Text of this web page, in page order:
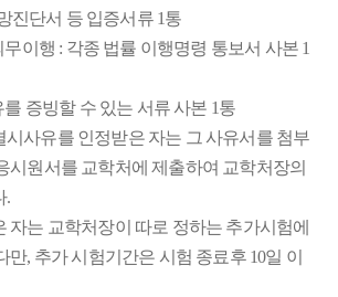
진단서 등 입증서류 1통
이행 : 각종 법률 이행명령 통보서 사본 1
증빙할 수 있는 서류 사본 1통
사유를 인정받은 자는 그 사유서를 첨부
시원서를 교학처에 제출하여 교학처장의
.
는 교학처장이 따로 정하는 추가시험에
만, 추가 시험기간은 시험 종료후 10일 이